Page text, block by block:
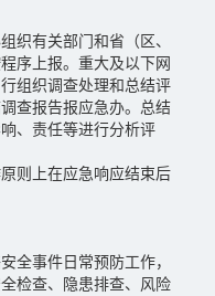
有关部门和省（区、
序上报。重大及以下网
组织调查处理和总结评
查报告报应急办。总结
、责任等进行分析评
则上在应急响应结束后
事件日常预防工作，
检查、隐患排查、风险